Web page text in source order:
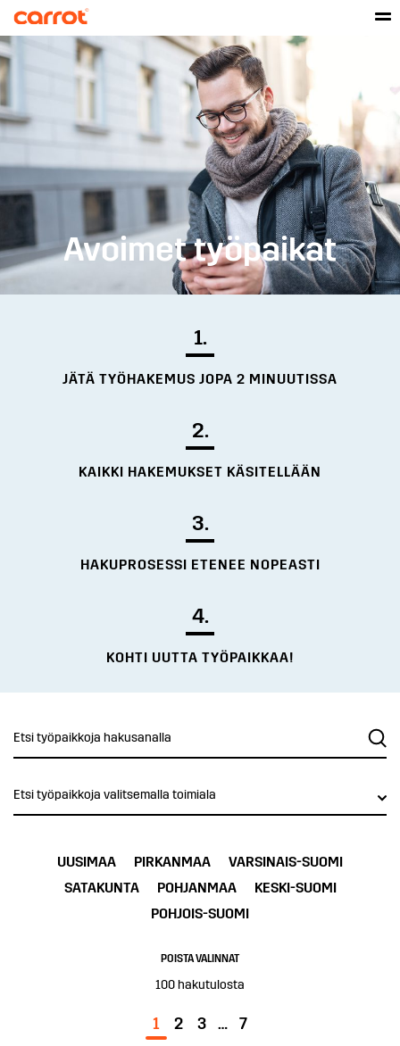
Avoimet työpaikat
1.
JÄTÄ TYÖHAKEMUS JOPA 2 MINUUTISSA
2.
KAIKKI HAKEMUKSET KÄSITELLÄÄN
3.
HAKUPROSESSI ETENEE NOPEASTI
4.
KOHTI UUTTA TYÖPAIKKAA!
Etsi työpaikkoja valitsemalla toimiala
UUSIMAA PIRKANMAA
VARSINAIS-SUOMI
SATAKUNTA
POHJANMAA
KESKI-SUOMI
POHJOIS-SUOMI
POISTA VALINNAT
100hakutulosta
1 2 3 … 7